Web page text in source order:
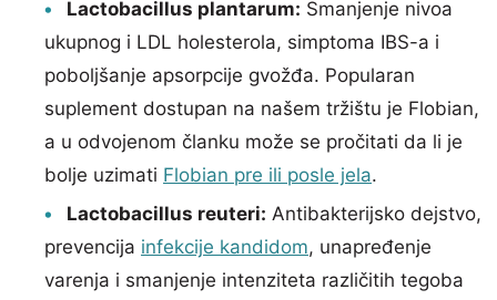
Lactobacillus plantarum: Smanjenje nivoa
ukupnog i LDL holesterola, simptoma IBS-a i
poboljšanje apsorpcije gvožđa. Popularan
suplement dostupan na našem tržištu je Flobian,
a u odvojenom članku može se pročitati da li je
bolje uzimati Flobian pre ili posle jela.
Lactobacillus reuteri: Antibakterijsko dejstvo,
prevencija infekcije kandidom, unapređenje
varenja i smanjenje intenziteta različitih tegoba